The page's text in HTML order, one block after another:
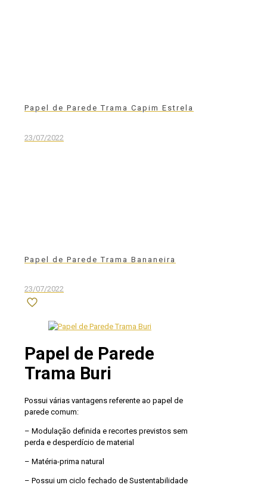
Papel de Parede Trama Capim Estrela
23/07/2022
Papel de Parede Trama Bananeira
23/07/2022
Papel de Parede
Trama Buri
Possui várias vantagens referente ao papel de
parede comum:
– Modulação definida e recortes previstos sem
perda e desperdício de material
– Matéria-prima natural
– Possui um ciclo fechado de Sustentabilidade